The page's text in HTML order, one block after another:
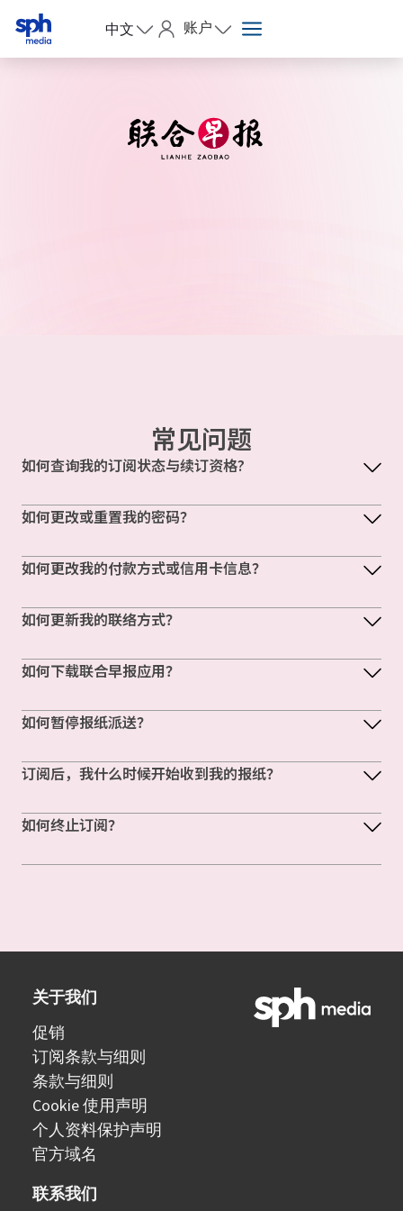
中文 账户
常见问题
如何查询我的订阅状态与续订资格?
如何更改或重置我的密码？
如何更改我的付款方式或信用卡信息？
如何更新我的联络方式？
如何下载联合早报应用？
如何暂停报纸派送？
订阅后，我什么时候开始收到我的报纸？
如何终止订阅？
关于我们
促销
订阅条款与细则
条款与细则
Cookie 使用声明
个人资料保护声明
官方域名
联系我们